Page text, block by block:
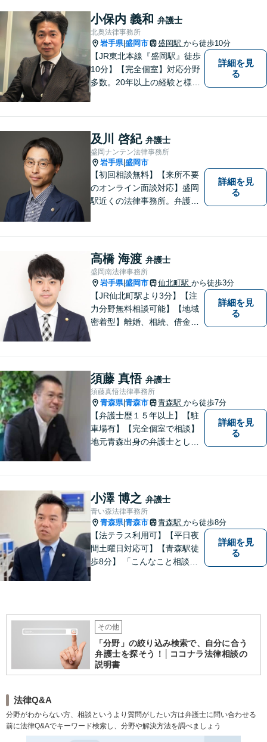
を目指しています。どんなこ
とでもお気軽にご相談くださ
い。
小保内 義和 弁護士
北奥法律事務所
岩手県|盛岡市 盛岡駅 から徒歩10分
【JR東北本線『盛岡駅』徒歩
10分】【完全個室】対応分野
多数。20年以上の経験と様々
決を目指します。 お気軽にご
お相談ください。
詳細を見
る
及川 啓紀 弁護士
盛岡ナンテン法律事務所
岩手県|盛岡市
【初回相談無料】【来所不要
のオンライン面談対応】盛岡
駅近くの法律事務所。弁護士
対応が可能です。可能な限り
専門用語は避け、依頼者様が
理解しやすい対応を心がけて
います。【土日祝・時間外対
応可】
詳細を見
る
高橋 海渡 弁護士
盛岡南法律事務所
岩手県|盛岡市 仙北町駅 から徒歩3分
【JR仙北町駅より3分】【注
力分野無料相談可能】【地域
密着型】離婚、相続、借金、
っています。どんなささいな
ことでも構いません。お気軽
にご相談ください。
詳細を見
る
須藤 真悟 弁護士
須藤真悟法律事務所
青森県|青森市 青森駅 から徒歩7分
【弁護士歴１５年以上】【駐
車場有】【完全個室で相談】
地元青森出身の弁護士とし
に、そして真剣に取り組みま
す。皆様が安心して相談でき
るような雰囲気づくりを行な
っています。
詳細を見
る
小澤 博之 弁護士
青い森法律事務所
青森県|青森市 青森駅 から徒歩8分
【法テラス利用可】【平日夜
間土曜日対応可】【青森駅徒
歩8分】 「こんなこと相談し
い。 皆様が抱えている問題に
真摯に向き合い、ともに解決
いたします。
詳細を見
る
その他
「分野」の絞り込み検索で、自分に合う
弁護士を探そう！│ココナラ法律相談の
説明書
法律Q&A
分野がわからない方、相談というより質問がしたい方は弁護士に問い合わせる
前に法律Q&Aでキーワード検索し、分野や解決方法を調べましょう